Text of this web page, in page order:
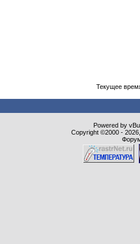
Текущее
Powered by
Copyright ©2000 -